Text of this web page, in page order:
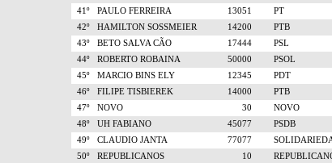
41º
PAULO FERREIRA 13051 PT
42º
HAMILTON SOSSMEIER 14200 PTB
43º
BETO SALVA CÃO 17444 PSL
44º
ROBERTO ROBAINA 50000 PSOL
45º
MARCIO BINS ELY 12345 PDT
46º
FILIPE TISBIEREK 14000 PTB
47º
NOVO 30 NOVO
48º
UH FABIANO 45077 PSDB
49º
CLAUDIO JANTA 77077
50º
REPUBLICANOS 10